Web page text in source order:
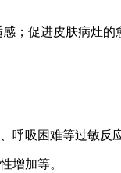
；促进皮肤病灶
呼吸困难等过敏反应
增加等。